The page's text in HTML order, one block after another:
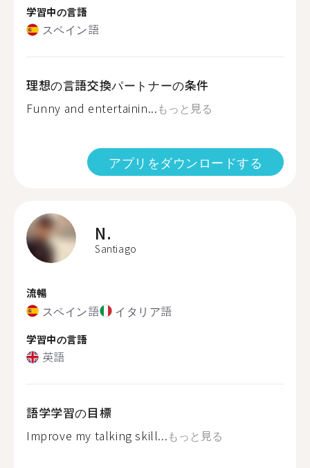
学習中の言語
スペイン語
理想の言語交換パートナーの条件
Funny and entertainin...もっと見る
アプリをダウンロードする
N.
Santiago
流暢
スペイン語 イタリア語
学習中の言語
英語
語学学習の目標
Improve my talking skill...もっと見る